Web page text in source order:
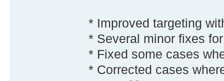
* Improved targeting
* Several minor fixes
* Fixed some cases
* Corrected cases